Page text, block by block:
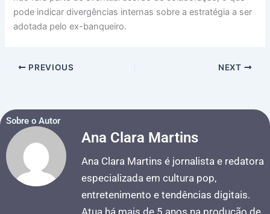
pode indicar divergências internas sobre a estratégia a ser
adotada pelo ex-banqueiro.
PREVIOUS NEXT
Sobre o Autor
Ana Clara Martins
Ana Clara Martins é jornalista e redatora
especializada em cultura pop,
entretenimento e tendências digitais.